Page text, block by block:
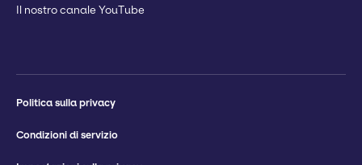
Il nostro canale YouTube
Politica sulla privacy
Condizioni di servizio